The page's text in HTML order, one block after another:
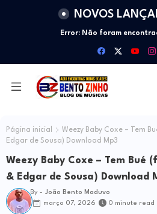
NOVOS
Error: Não foram
Página inicial
Weezy Baby Coxe – Tem
Edgar de Sousa) Download Mp3
Weezy Baby Coxe – Tem Bué
& Edgar de Sousa) Download
By - João Bento Maduvo
março 07, 2026
0 minute read